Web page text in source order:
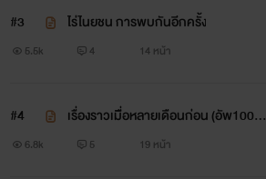
#3 ไร่ไนยชน การพบกันอีกครั้ง
5.5k 4 14 หน้า
#4
เรื่องราวเมื่ิอหลายเดือนก่อน (อัพ100%
nc นิดๆพอน่ารักๆ)
6.8k 5 19 หน้า